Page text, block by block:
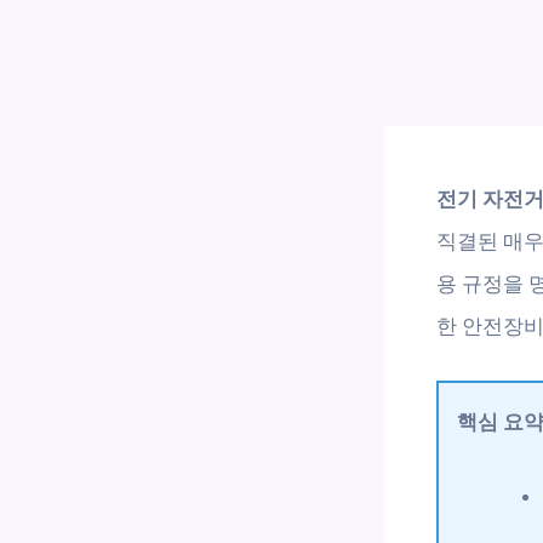
전기 자전
직결된 매
용 규정을
한 안전장
핵심 요약